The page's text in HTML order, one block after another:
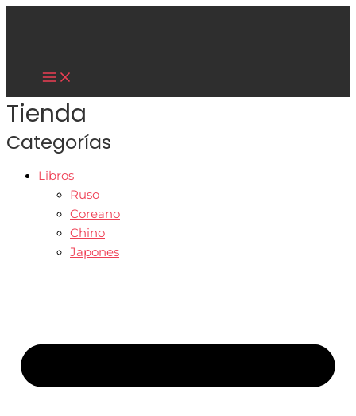
Ir
Main
Tienda
Categorías
Libros
Ruso
Coreano
Chino
Japones